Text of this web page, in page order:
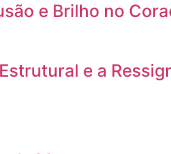
e Brilho no
e a